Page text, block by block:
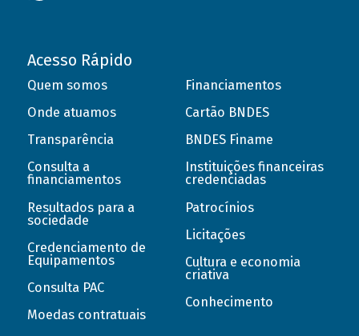
Acesso Rápido
Quem somos
Onde atuamos
Transparência
Consulta a
financiamentos
Resultados para a
sociedade
Credenciamento de
Equipamentos
Consulta PAC
Moedas contratuais
Financiamentos
Cartão BNDES
BNDES Finame
Instituições financeiras
credenciadas
Patrocínios
Licitações
Cultura e economia
criativa
Conhecimento